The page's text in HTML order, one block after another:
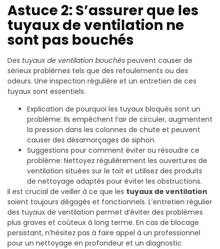
Astuce 2: S’assurer que les
tuyaux de ventilation ne
sont pas bouchés
Des tuyaux de ventilation bouchés peuvent causer de
sérieux problèmes tels que des refoulements ou des
odeurs. Une inspection régulière et un entretien de ces
tuyaux sont essentiels.
Explication de pourquoi les tuyaux bloqués sont un
problème: Ils empêchent l’air de circuler, augmentent
la pression dans les colonnes de chute et peuvent
causer des désamorçages de siphon.
Suggestions pour comment éviter ou résoudre ce
problème: Nettoyez régulièrement les ouvertures de
ventilation situées sur le toit et utilisez des produits
de nettoyage adaptés pour éviter les obstructions.
Il est crucial de veiller à ce que les tuyaux de ventilation
soient toujours dégagés et fonctionnels. L’entretien régulier
des tuyaux de ventilation permet d’éviter des problèmes
plus graves et coûteux à long terme. En cas de blocage
persistant, n’hésitez pas à faire appel à un professionnel
pour un nettoyage en profondeur et un diagnostic